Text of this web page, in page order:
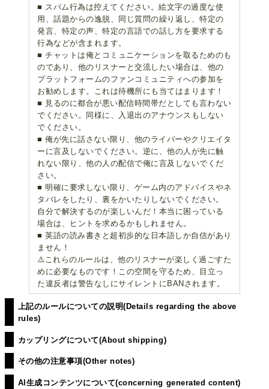
■ スパム行為は控えてください。絵文字の過度な使
用、話題からの逸脱、同じ質問の繰り返し、特定の
発言、特定の声、特定の言語での話し方を要求する
行為などが含まれます。
■ チャットは俺とコミュニケーションを取るためのも
のであり、他のリスナーと交流したい場合は、他の
プラットフォームのファンコミュニティへの参加を
お勧めします。これは待機所にも当てはまります！
■ 見るのに都合が悪い配信時間帯だとしても言わない
でください。同様に、入退出のアナウンスもしない
でください。
■ 俺が先に話さない限り、他のライバーやクリエイタ
ーに言及しないでください。逆に、他の人が先に触
れない限り、他の人の配信で俺に言及しないでくだ
さい。
■ 明確に要求しない限り、ゲーム内のアドバイスやネ
タバレをしたり、裏をかいたりしないでください。
自分で解決するのが楽しいんだ！本当に困っている
場合は、ヒントを求めるかもしれません。
■ 英語の読み書きと超初歩的な日本語しか自信があり
ません！
⚠️これらのルールは、他のリスナーが楽しく過ごすた
めに必要なものです！この空間を守るため、目立っ
た違反者は警告なしにサイレントにBANされます。
上記のルールについての説明(Details regarding the above
rules)
カップリングについて(About shipping)
その他の注意事項(Other notes)
AI生成コンテンツについて(concerning generated content)